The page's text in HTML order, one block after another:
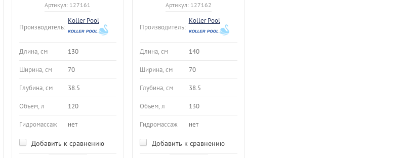
Артикул: 127161
Производитель:
Koller Pool
Длина, см 130
Ширина, см 70
Глубина, см 38.5
Объем, л 120
Гидромассаж нет
Добавить к сравнению
Артикул: 127162
Производитель:
Koller Pool
Длина, см 140
Ширина, см 70
Глубина, см 38.5
Объем, л 130
Гидромассаж нет
Добавить к сравнению